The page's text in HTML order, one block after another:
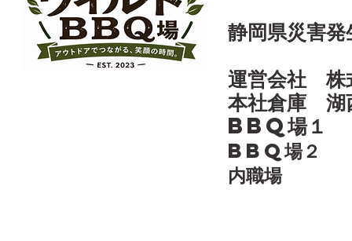
静岡県災害
運営会社 株
本社倉庫 湖
​BBQ場
BBQ場２ 浜
内職場 静岡